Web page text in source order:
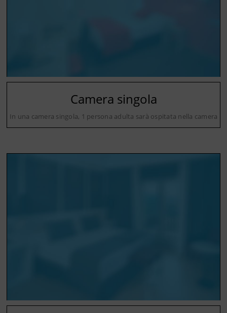
Camera singola
In una camera singola, 1 persona adulta sarà ospitata nella camera